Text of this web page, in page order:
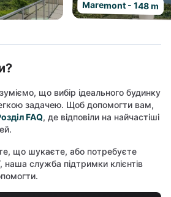
Maremont - 148 m
що вибір ідеального будинку
задачею. Щоб допомогти вам,
FAQ, де відповіли на найчастіші
що шукаєте, або потребуєте
наша служба підтримки клієнтів